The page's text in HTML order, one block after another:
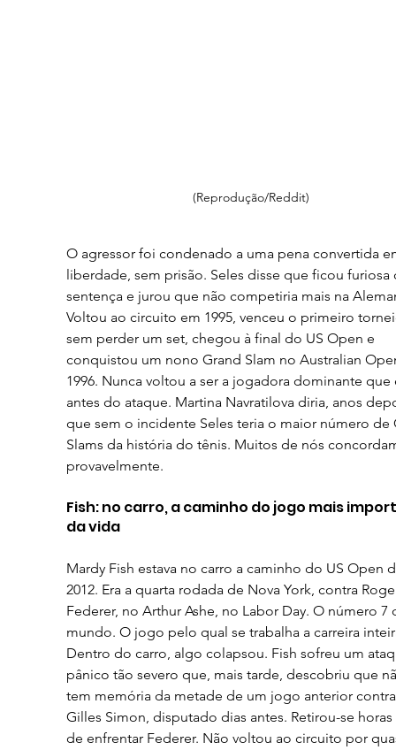
(Reprodução/Reddit)
O agressor foi condenado a uma pena convertida
liberdade, sem prisão. Seles disse que ficou
sentença e jurou que não competiria mais na
Voltou ao circuito em 1995, venceu o primeiro
sem perder um set, chegou à final do US Open e
conquistou um nono Grand Slam no Australian
1996. Nunca voltou a ser a jogadora dominante que
antes do ataque. Martina Navratilova diria, anos
que sem o incidente Seles teria o maior número de
Slams da história do tênis. Muitos de nós
provavelmente.
Fish: no carro, a caminho do jogo mais
da vida
Mardy Fish estava no carro a caminho do US Open
2012. Era a quarta rodada de Nova York, contra
Federer, no Arthur Ashe, no Labor Day. O número
mundo. O jogo pelo qual se trabalha a carreira
Dentro do carro, algo colapsou. Fish sofreu um
pânico tão severo que, mais tarde, descobriu que
tem memória da metade de um jogo anterior
Gilles Simon, disputado dias antes. Retirou-se
de enfrentar Federer. Não voltou ao circuito por